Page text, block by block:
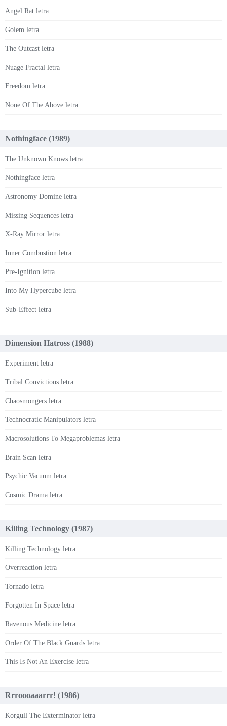
Angel Rat letra
Golem letra
The Outcast letra
Nuage Fractal letra
Freedom letra
None Of The Above letra
Nothingface (1989)
The Unknown Knows letra
Nothingface letra
Astronomy Domine letra
Missing Sequences letra
X-Ray Mirror letra
Inner Combustion letra
Pre-Ignition letra
Into My Hypercube letra
Sub-Effect letra
Dimension Hatross (1988)
Experiment letra
Tribal Convictions letra
Chaosmongers letra
Technocratic Manipulators letra
Macrosolutions To Megaproblemas letra
Brain Scan letra
Psychic Vacuum letra
Cosmic Drama letra
Killing Technology (1987)
Killing Technology letra
Overreaction letra
Tornado letra
Forgotten In Space letra
Ravenous Medicine letra
Order Of The Black Guards letra
This Is Not An Exercise letra
Rrroooaaarrr! (1986)
Korgull The Exterminator letra